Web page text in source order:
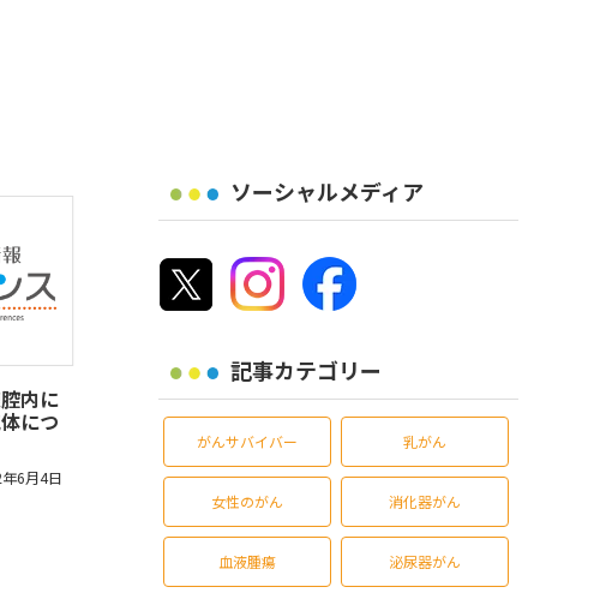
内に
につ
6月4日
ソーシャルメディア
記事カテゴリー
がんサバイバー 乳がん
女性のがん 消化器がん
血液腫瘍 泌尿器がん